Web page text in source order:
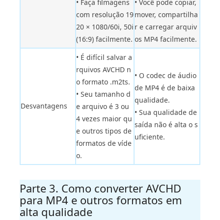
• Faça filmagens
com resolução 19
20 × 1080/60i, 50i
(16:9) facilmente.
• Você pode copiar,
mover, compartilha
r e carregar arquiv
os MP4 facilmente.
Desvantagens
• É difícil salvar a
rquivos AVCHD n
o formato .m2ts.
• Seu tamanho d
e arquivo é 3 ou
4 vezes maior qu
e outros tipos de
formatos de víde
o.
• O codec de áudio
de MP4 é de baixa
qualidade.
• Sua qualidade de
saída não é alta o s
uficiente.
Parte 3. Como converter AVCHD
para MP4 e outros formatos em
alta qualidade